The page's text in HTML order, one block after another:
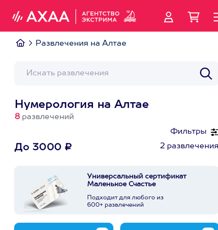
Развлечения на Алтае
Нумерология на Алтае
8 развлечений
Фильтры
До 3000 ₽ 2
Универсальный сертификат
Маленькое Счастье
Подходит для любого из
600+ развлечений